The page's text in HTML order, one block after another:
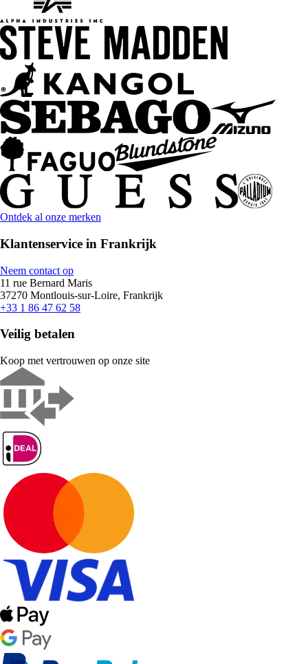
Ontdek al onze merken
Klantenservice in Frankrijk
Neem contact op
11 rue Bernard Maris
37270 Montlouis-sur-Loire, Frankrijk
+33 1 86 47 62 58
Veilig betalen
Koop met vertrouwen op onze site